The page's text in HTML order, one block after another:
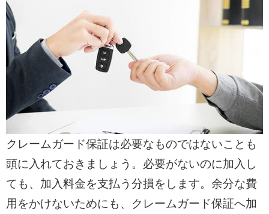
クレームガード保証は必要なものではないことも
頭に入れておきましょう。必要がないのに加入し
ても、加入料金を支払う分損をします。余分な費
用をかけないためにも、クレームガード保証へ加